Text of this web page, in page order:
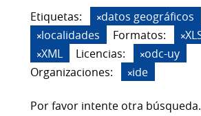
Etiquetas:
datos geográficos
localidades
Formatos:
XML
Licencias:
odc-uy
Organizaciones:
ide
Por favor intente otra búsqueda.